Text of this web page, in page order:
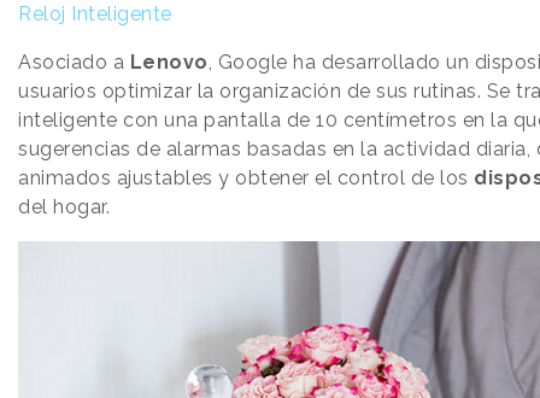
Reloj Inteligente
Asociado a Lenovo , Google ha desarrollado un
usuarios optimizar la organización de sus rutinas. Se
inteligente con una pantalla de 10 centímetros en la
sugerencias de alarmas basadas en la actividad diaria,
animados ajustables y obtener el control de los
del hogar.